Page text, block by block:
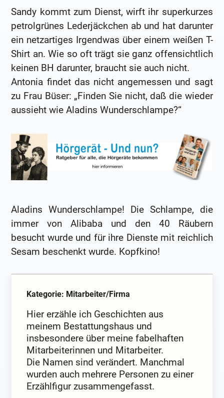
Sandy kommt zum Dienst, wirft ihr superkurzes
petrolgrünes Lederjäckchen ab und hat darunter
ein netzartiges Irgendwas über einem weißen T-
Shirt an. Wie so oft trägt sie ganz offensichtlich
keinen BH darunter, braucht sie auch nicht.
Antonia findet das nicht angemessen und sagt
zu Frau Büser: „Finden Sie nicht, daß die wieder
aussieht wie Aladins Wunderschlampe?“
Aladins Wunderschlampe! Die Schlampe, die
immer von Alibaba und den 40 Räubern
besucht wurde und für ihre Dienste mit reichlich
Sesam beschenkt wurde. Kopfkino!
Kategorie: Mitarbeiter/Firma
Hier erzähle ich Geschichten aus
meinem Bestattungshaus und
insbesondere über meine fabelhaften
Mitarbeiterinnen und Mitarbeiter.
Die Namen sind verändert. Manchmal
wurden auch mehrere Personen zu einer
Erzählfigur zusammengefasst.